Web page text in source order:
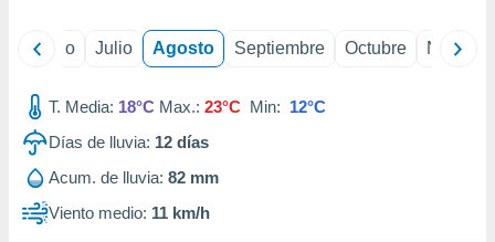
1199
Junio Julio Agosto Septiembre Octubre
T. Media: 18°C Max.: 23°C Min: 12°C
Días de lluvia: 12 días
Acum. de lluvia: 82 mm
Viento medio: 11 km/h